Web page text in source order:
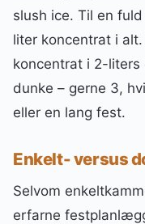
slush ice. Til en
liter koncentrat i
koncentrat i 2-liters
dunke – gerne 3,
eller en lang fest.
Enkelt- versus
Selvom
erfarne